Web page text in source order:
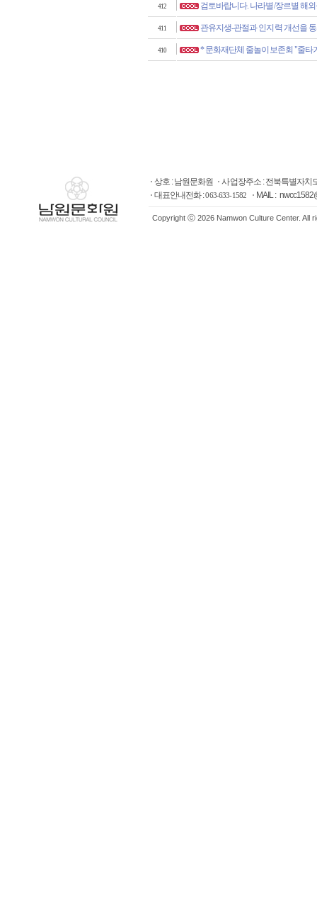
412 검토바랍니다. 나라별/장르별 해
411 관유지생-관절과 인지력 개선을
410 * 문화재단체 줄놀이보존회 "줄타
상호 : 남원문화원
사업장주소 : 전북특별자
대표안내전화 :063-633-1582 MAIL :
Copyright ⓒ 2026 Namwon Culture Center. All